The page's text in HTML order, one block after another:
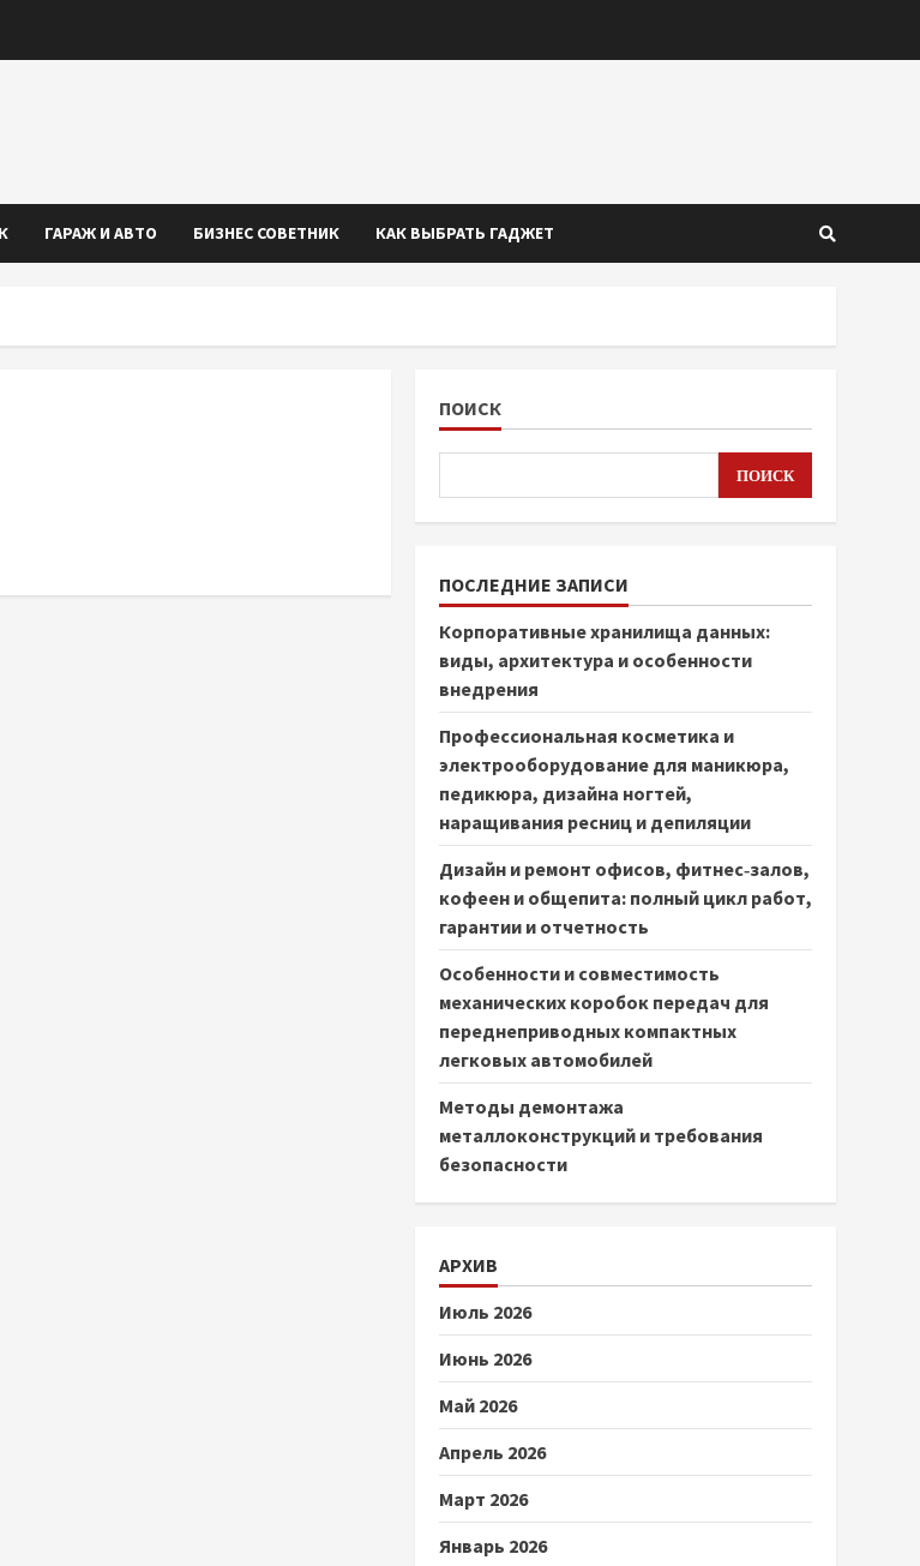
ГАРАЖ И АВТО БИЗНЕС СОВЕТНИК КАК ВЫБРАТЬ ГАДЖЕТ
ПОИСК
ПОИСК
ПОСЛЕДНИЕ ЗАПИСИ
Корпоративные хранилища данных:
виды, архитектура и особенности
внедрения
Профессиональная косметика и
электрооборудование для маникюра,
педикюра, дизайна ногтей,
наращивания ресниц и депиляции
Дизайн и ремонт офисов, фитнес‑залов,
кофеен и общепита: полный цикл работ,
гарантии и отчетность
Особенности и совместимость
механических коробок передач для
переднеприводных компактных
легковых автомобилей
Методы демонтажа
металлоконструкций и требования
безопасности
АРХИВ
Июль 2026
Июнь 2026
Май 2026
Апрель 2026
Март 2026
Январь 2026